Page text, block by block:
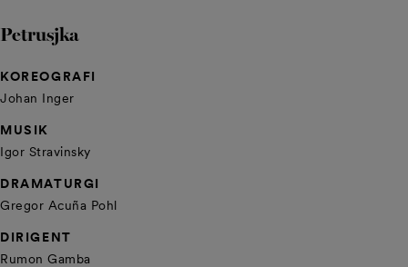
Petrusjka
KOREOGRAFI
Johan Inger
MUSIK
Igor Stravinsky
DRAMATURGI
Gregor Acuña Pohl
DIRIGENT
Rumon Gamba